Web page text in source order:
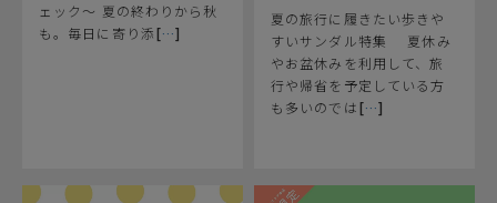
ェック～ 夏の終わりから秋
も。毎日に寄り添[…]
夏の旅行に履きたい歩きや
すいサンダル特集 ⠀ 夏休み
やお盆休みを利用して、旅
行や帰省を予定している方
も多いのでは[…]